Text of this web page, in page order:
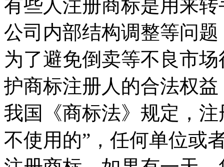
有些人注册商标是用来
公司内部结构调整等问
为了避免倒卖等不良市
护商标注册人的合法权
我国《商标法》规定，
不使用的”，任何单位或